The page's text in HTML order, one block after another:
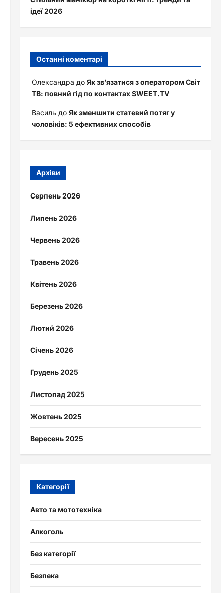
ідеї 2026
Останні коментарі
Олександра до Як зв’язатися з оператором Світ
ТВ: повний гід по контактах SWEET.TV
Василь до Як зменшити статевий потяг у
чоловіків: 5 ефективних способів
Архіви
Серпень 2026
Липень 2026
Червень 2026
Травень 2026
Квітень 2026
Березень 2026
Лютий 2026
Січень 2026
Грудень 2025
Листопад 2025
Жовтень 2025
Вересень 2025
Категорії
Авто та мототехніка
Алкоголь
Без категорії
Безпека